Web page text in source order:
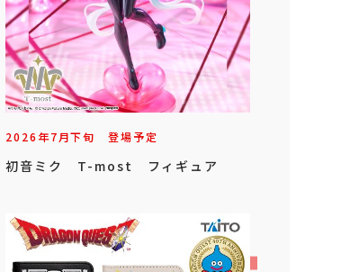
2026年7月下旬 登場予定
初音ミク T-most フィギュア